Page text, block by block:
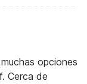
opciones
Cerca de